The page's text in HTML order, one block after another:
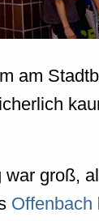
am
war groß,
Offenbach